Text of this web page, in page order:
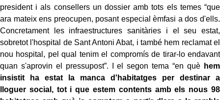
president i als consellers un dossier amb tots els temes “que
ara mateix ens preocupen, posant especial èmfasi a dos d'ells.
Concretament les infraestructures sanitàries i el seu estat,
sobretot l'hospital de Sant Antoni Abat, i també hem reclamat el
nou hospital, pel qual tenim el compromís de tirar-lo endavant
quan s'aprovin el pressupost”. I el segon tema “en què hem
insistit ha estat la manca d'habitatges per destinar a
lloguer social, tot i que estem contents amb els nous 98